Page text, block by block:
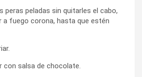
peras peladas sin quitarles el cabo,
a fuego corona, hasta que estén
con salsa de chocolate.